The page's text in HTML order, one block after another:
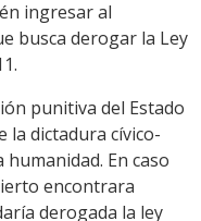
ingresar al
busca derogar la Ley
punitiva del Estado
la dictadura cívico-
En caso
encontrara
derogada la ley